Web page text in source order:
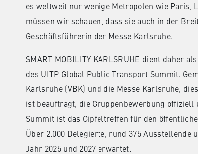
es weltweit nur wenige Metropolen wie Paris,
müssen wir schauen, dass sie auch in der
Geschäftsführerin der Messe Karlsruhe.
SMART MOBILITY KARLSRUHE dient daher
des UITP Global Public Transport Summit.
Karlsruhe (VBK) und die Messe Karlsruhe,
ist beauftragt, die Gruppenbewerbung
Summit ist das Gipfeltreffen für den
Über 2.000 Delegierte, rund 375 Ausstellende
Jahr 2025 und 2027 erwartet.